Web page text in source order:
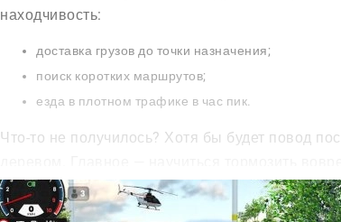
находчивость:
доставка грузов до точки назначения;
поиск коротких маршрутов;
езда в плотном трафике в час пик.
Что-то не получилось? Хотя бы будет повод
Тюнинг под себя